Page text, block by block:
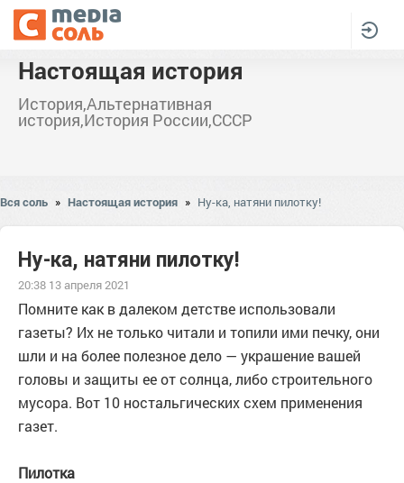
Настоящая история
История,Альтернативная
история,История России,СССР
Вся соль » Настоящая история » Ну-ка, натяни пилотку!
Ну-ка, натяни пилотку!
20:38 13 апреля 2021
Помните как в далеком детстве использовали
газеты? Их не только читали и топили ими печку, они
шли и на более полезное дело — украшение вашей
головы и защиты ее от солнца, либо строительного
мусора. Вот 10 ностальгических схем применения
газет.
Пилотка